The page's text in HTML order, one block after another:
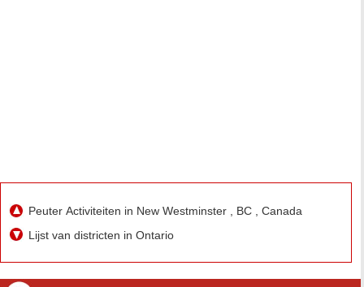
Peuter Activiteiten in New Westminster , BC , Canada
Lijst van districten in Ontario